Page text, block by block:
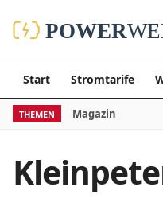
Start Stromtarife
THEMEN Magazin